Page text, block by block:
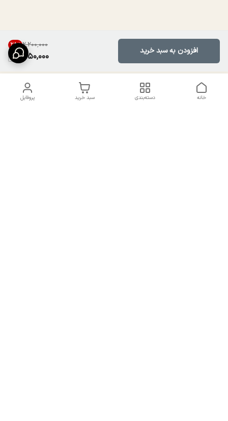
۲٬۲۰۰٬۰۰۰ 25%
1,650,000 افزودن به سبد خرید
پروفایل سبد خرید دسته‌بندی خانه